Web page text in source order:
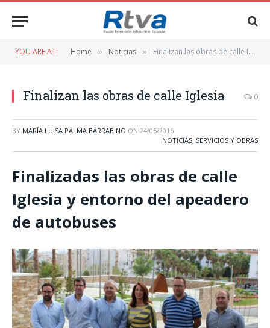
YOU ARE AT: Home » Noticias » Finalizan las obras de calle Iglesia
Finalizan las obras de calle Iglesia 0
BY MARÍA LUISA PALMA BARRABINO ON 24/05/2016
NOTICIAS, SERVICIOS Y OBRAS
Finalizadas las obras de calle
Iglesia y entorno del apeadero
de autobuses